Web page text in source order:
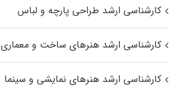
کارشناسی ارشد طراحی پارچه و لباس
کارشناسی ارشد هنرهای ساخت و معماری
کارشناسی ارشد هنرهای نمایشی و سینما